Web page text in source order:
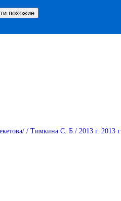
/ Тимкина С. Б./ 2013 г. 2013 г